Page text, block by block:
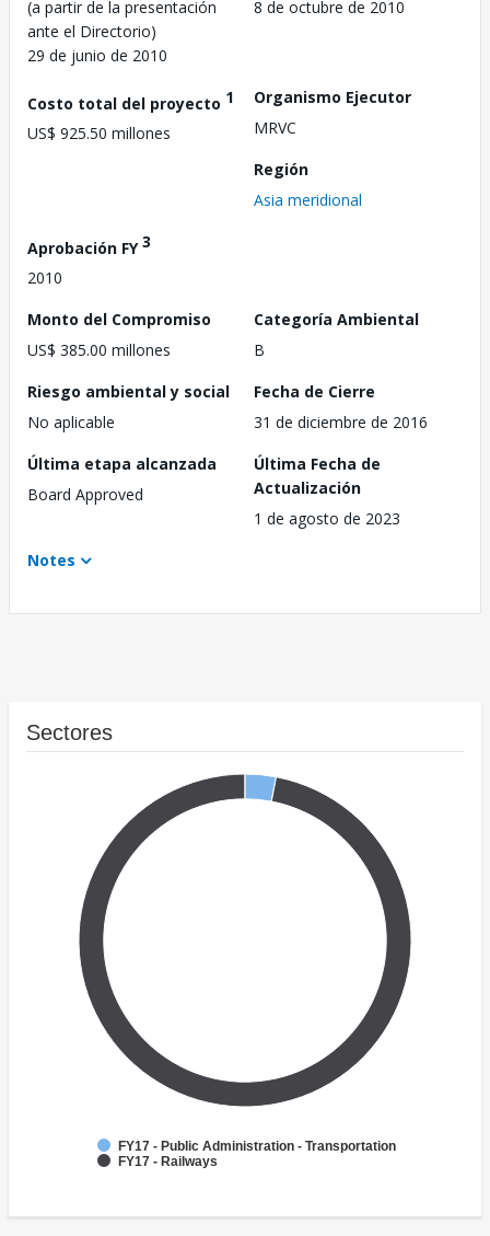
(a partir de la presentación
ante el Directorio)
29 de junio de 2010
8 de octubre de 2010
Costo total del proyecto 1
US$ 925.50 millones
Organismo Ejecutor
MRVC
Región
Asia meridional
Aprobación FY3
2010
Monto del Compromiso
US$ 385.00 millones
Categoría Ambiental
B
Riesgo ambiental y social
No aplicable
Fecha de Cierre
31 de diciembre de 2016
Última etapa alcanzada
Board Approved
Última Fecha de
Actualización
1 de agosto de 2023
Notes
Sectores
FY17 - Public Administration - Transportation
FY17 - Railways